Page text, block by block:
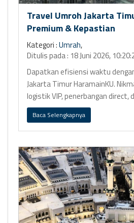
Travel Umroh Jakarta
Premium & Kepastian
Kategori :Umrah,
Ditulis pada : 18 Juni 2026,
Dapatkan efisiensi waktu
Jakarta Timur HaramainKU.
logistik VIP, penerbangan
bintang 5 Ring 1.
Baca Selengkapnya